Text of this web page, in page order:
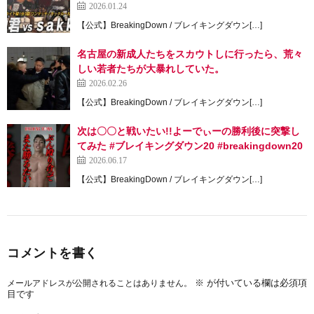
2026.01.24
【公式】BreakingDown / ブレイキングダウン[…]
名古屋の新成人たちをスカウトしに行ったら、荒々
しい若者たちが大暴れしていた。
2026.02.26
【公式】BreakingDown / ブレイキングダウン[…]
次は〇〇と戦いたい!!よーでぃーの勝利後に突撃し
てみた #ブレイキングダウン20 #breakingdown20
2026.06.17
【公式】BreakingDown / ブレイキングダウン[…]
コメントを書く
メールアドレスが公開されることはありません。 ※ が付いている欄は必須項
目です